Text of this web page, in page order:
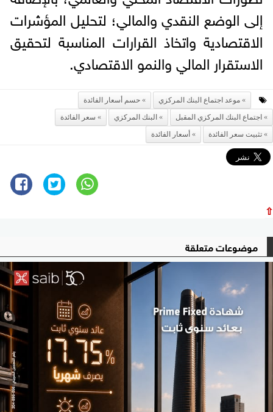
إلى الوضع النقدي والمالي؛ لتحليل المؤشرات
الاقتصادية واتخاذ القرارات المناسبة لتحقيق
الاستقرار المالي والنمو الاقتصادي.
موعد اجتماع البنك المركزي
حسم أسعار الفائدة
اجتماع البنك المركزي المقبل
البنك المركزي
سعر الفائدة
تثبيت سعر الفائدة
أسعار الفائدة
⇧
موضوعات متعلقة